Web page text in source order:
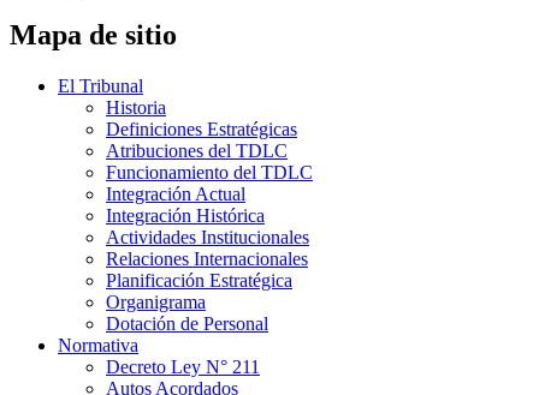
Mapa de sitio
El Tribunal
Historia
Definiciones Estratégicas
Atribuciones del TDLC
Funcionamiento del TDLC
Integración Actual
Integración Histórica
Actividades Institucionales
Relaciones Internacionales
Planificación Estratégica
Organigrama
Dotación de Personal
Normativa
Decreto Ley N° 211
Autos Acordados